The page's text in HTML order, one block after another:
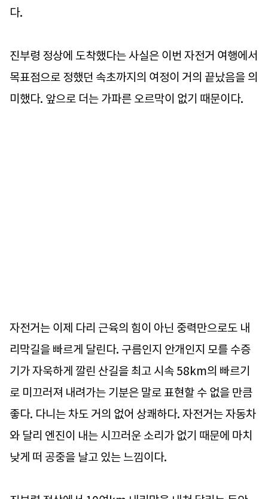
다.
진부령 정상에 도착했다는 사실은 이번 자전거 여행에서
목표점으로 정했던 속초까지의 여정이 거의 끝났음을 의
미했다. 앞으로 더는 가파른 오르막이 없기 때문이다.
자전거는 이제 다리 근육의 힘이 아닌 중력만으로도 내
리막길을 빠르게 달린다. 구름인지 안개인지 모를 수증
기가 자욱하게 깔린 산길을 최고 시속 58km의 빠르기
로 미끄러져 내려가는 기분은 말로 표현할 수 없을 만큼
좋다. 다니는 차도 거의 없어 상쾌하다. 자전거는 자동차
와 달리 엔진이 내는 시끄러운 소리가 없기 때문에 마치
낮게 떠 공중을 날고 있는 느낌이다.